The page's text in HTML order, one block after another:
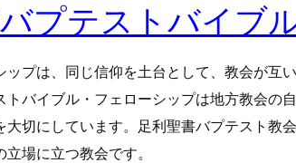
プテストバイブ
ップは、同じ信仰を土台として、教会が互
トバイブル・フェローシップは地方教会の
大切にしています。足利聖書バプテスト教
立場に立つ教会です。